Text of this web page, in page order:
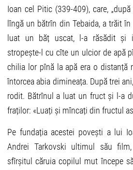
Ioan cel Pitic (339-409), care,
lîngă un bătrîn din Tebaida, a trăit
luat un băț uscat, l-a răsădit și
stropește-l cu cîte un ulcior de apă
chilia lor pînă la apă era o distanță
întorcea abia dimineața. După trei
rodit. Bătrînul a luat un fruct și l-a
fraților: «Luați și mîncați din fructul
Pe fundația acestei povești a lui
Andrei Tarkovski ultimul său film,
sfîrșitul căruia copilul mut începe